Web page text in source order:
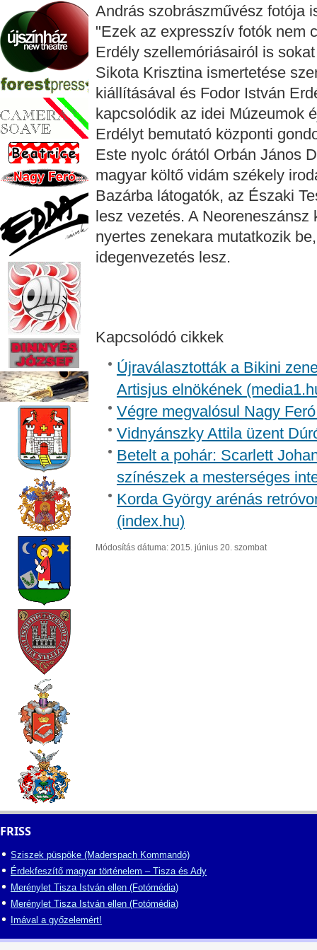
András szobrászművész fotója
"Ezek az expresszív fotók nem
Erdély szellemóriásairól is
Sikota Krisztina ismertetése
kiállításával és Fodor István
kapcsolódik az idei Múzeumok
Erdélyt bemutató központi
Este nyolc órától Orbán János
magyar költő vidám székely
Bazárba látogatók, az Északi
lesz vezetés. A
nyertes zenekara mutatkozik
idegenvezetés lesz.
Kapcsolódó cikkek
Újraválasztották a Bikini
Artisjus elnökének
Végre megvalósul Nagy
Vidnyánszky Attila üzent
Betelt a pohár: Scarlett
színészek a mesterséges
Korda György arénás
(index.hu)
Módosítás dátuma: 2015. június 20. szombat
FRISS
Sziszek püspöke (Maderspach Kommandó)
Érdekfeszítő magyar történelem – Tisza és Ady
Merénylet Tisza István ellen (Fotómédia)
Merénylet Tisza István ellen (Fotómédia)
Imával a győzelemért!